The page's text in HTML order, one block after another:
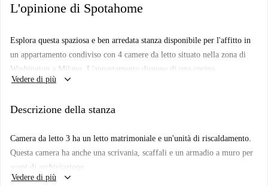
L'opinione di Spotahome
Esplora questa spaziosa e ben arredata stanza disponibile per l'affitto in
un appartamento condiviso con 4 camere da letto situato nella zona di
Washington a Milano. L'appartamento dispone di una cucina
completamente attrezzata, riscaldamento centralizzato e lavanderia
affidabilità. Si prega di notare che non sono ammessi animali domestici
Parrocchia San Francesco d'Assisi al Fopponino, attrazioni turistiche che
Vedere di più keyboard_arrow_down
Descrizione della stanza
Camera da letto 3 ha un letto matrimoniale e un'unità di riscaldamento.
Questa camera ha anche una scrivania, scaffali e un armadio a muro per
scopi di archiviazione.
Vedere di più
keyboard_arrow_down